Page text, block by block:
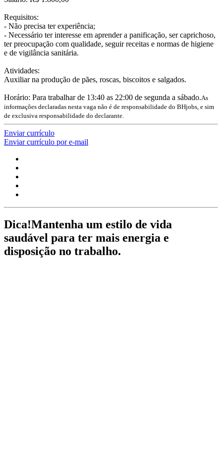
Requisitos:
- Não precisa ter experiência;
- Necessário ter interesse em aprender a panificação, ser caprichoso,
ter preocupação com qualidade, seguir receitas e normas de higiene
e de vigilância sanitária.
Atividades:
Auxiliar na produção de pães, roscas, biscoitos e salgados.
Horário: Para trabalhar de 13:40 as 22:00 de segunda a sábado.As
informações declaradas nesta vaga não é de responsabilidade do BHjobs, e sim
de exclusiva responsabilidade do declarante.
Enviar currículo
Enviar currículo por e-mail
Dica!Mantenha um estilo de vida
saudável para ter mais energia e
disposição no trabalho.